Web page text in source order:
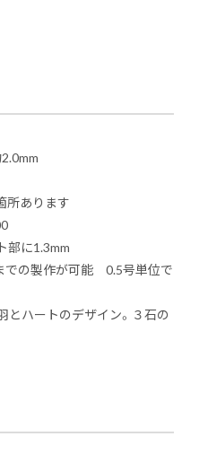
所あります
に1.3mm
での製作が可能 0.5号単位で
とハートのデザイン。３石の